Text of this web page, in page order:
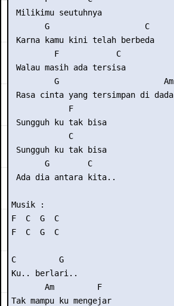
Milikimu seutuhnya
       G                    C
Karna kamu kini telah berbeda
         F            C
Walau masih ada tersisa
         G                      Am
Rasa cinta yang tersimpan di dada
            F
Sungguh ku tak bisa
            C
Sungguh ku tak bisa
       G        C
Ada dia antara kita..
Musik :
F  C  G  C
F  C  G  C
C         G
Ku.. berlari..
       Am         F
Tak mampu ku mengejar